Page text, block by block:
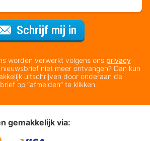
Schrijf mij in
worden verwerkt volgens ons privacy
niet meer ontvangen? Dan kun
uitschrijven door onderaan de
op “afmelden” te klikken.
gemakkelijk via: